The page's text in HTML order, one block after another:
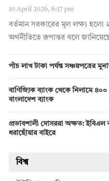
10 April 2026, 6:17 pm
বর্তমান সরকারের মূল লক্ষ্য হলো
অর্থনীতিতে রূপান্তর বলে
পাঁচ লাখ টাকা পর্যন্ত সঞ্চয়পত্রের
বাণিজ্যিক ব্যাংক থেকে নিলামে
বাংলাদেশ ব্যাংক
প্রভাবশালী দোসররা অক্ষত: ইবিএল
ধরাছোঁয়ার বাইরে
বিশ্ব